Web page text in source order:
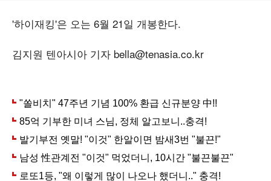
'하이재킹'은 오는 6월 21일 개봉한다.
김지원 텐아시아 기자 bella@tenasia.co.kr